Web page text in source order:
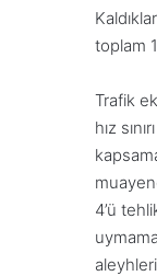
toplam
Trafik
hız
4’ü